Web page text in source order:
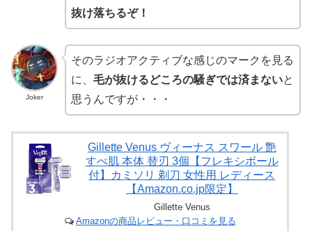
抜け落ちるぞ！
Joker
そのラジオアクティブな感じのマークを見る
に、 毛が抜けるどころの騒ぎでは済まないと
思うんですが・・・
Gillette Venus ヴィーナス スワール 艶
すべ肌 本体 替刃 3個【フレキシボール
付】カミソリ 剃刀 女性用 レディース
【Amazon.co.jp限定】
Gillette Venus
Amazonの商品レビュー・口コミを見る